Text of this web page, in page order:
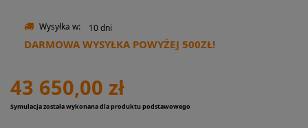
Wysyłka w: 10 dni
DARMOWA WYSYŁKA POWYŻEJ 500ZŁ!
43 650,00 zł
Symulacja została wykonana dla produktu podstawowego